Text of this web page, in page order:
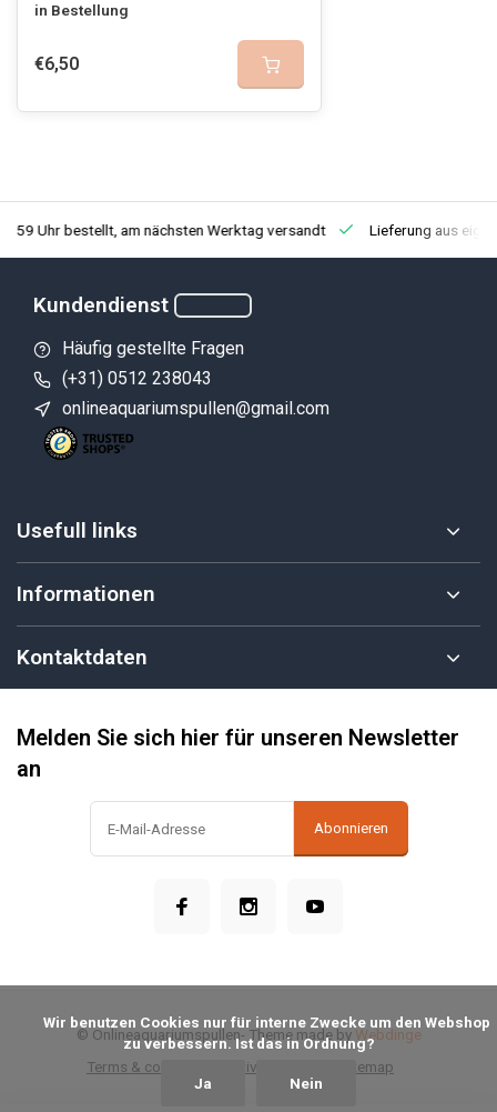
in Bestellung
€6,50
Uhr bestellt, am nächsten Werktag versandt Lieferung aus
Kundendienst
Häufig gestellte Fragen
(+31) 0512 238043
onlineaquariumspullen@gmail.com
Usefull links
Informationen
Kontaktdaten
Melden Sie sich hier für unseren Newsletter
an
Abonnieren
Terms & conditions Privacy Policy Sitemap
© Onlineaquariumspullen- Theme made by Webdinge
zu verbessern. Ist das in Ordnung?
Ja Nein